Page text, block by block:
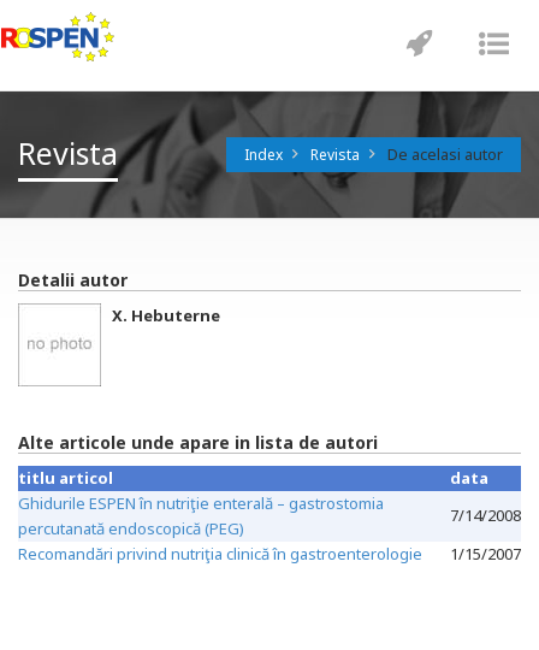
Revista Index Revista De acelasi autor
Detalii autor
X. Hebuterne
Alte articole unde apare in lista de autori
titlu articol
data
Ghidurile ESPEN în nutriţie enterală – gastrostomia
percutanată endoscopică (PEG)
7/14/2008
Recomandări privind nutriţia clinică în gastroenterologie
1/15/2007